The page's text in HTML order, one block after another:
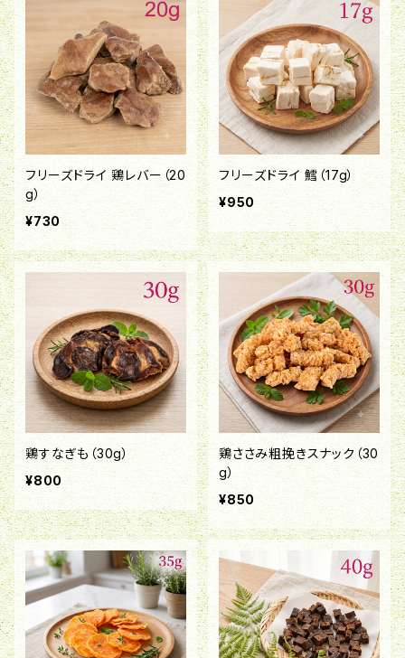
フリーズドライ 鶏レバー（20
g）
¥730
フリーズドライ 鱈（17g）
¥950
鶏すなぎも（30g）
¥800
鶏ささみ粗挽きスナック（30
g）
¥850